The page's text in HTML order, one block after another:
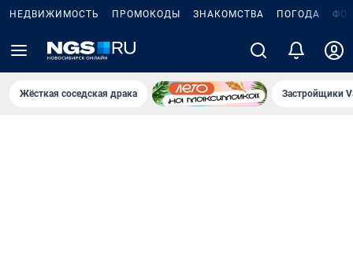
НЕДВИЖИМОСТЬ ПРОМОКОДЫ ЗНАКОМСТВА ПОГОДА
Жёсткая соседская драка Застройщики